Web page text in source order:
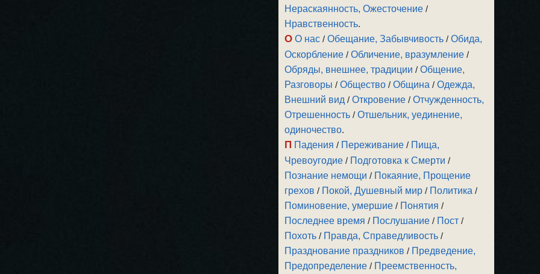
Нераскаянность, Ожесточение /
Нравственность.
О О нас /Обещание, Забывчивость /Обида,
Оскорбление /Обличение, вразумление /
Обряды, внешнее, традиции /Общение,
Разговоры /Общество /Община /Одежда,
Внешний вид /Откровение /Отчужденность,
Отрешенность /Отшельник, уединение,
одиночество.
П Падения / Переживание / Пища,
Чревоугодие / Подготовка к Смерти /
Познание немощи / Покаяние, Прощение
грехов / Покой, Душевный мир / Политика /
Поминовение, умершие / Понятия /
Последнее время / Послушание / Пост /
Похоть / Правда, Справедливость /
Празднование праздников / Предведение,
Предопределение / Преемственность,